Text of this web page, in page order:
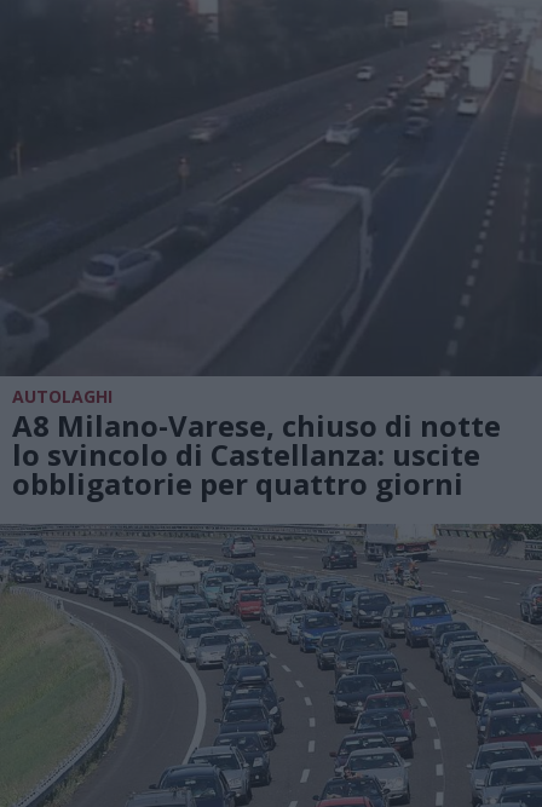
AUTOLAGHI
A8 Milano-Varese, chiuso di notte
lo svincolo di Castellanza: uscite
obbligatorie per quattro giorni